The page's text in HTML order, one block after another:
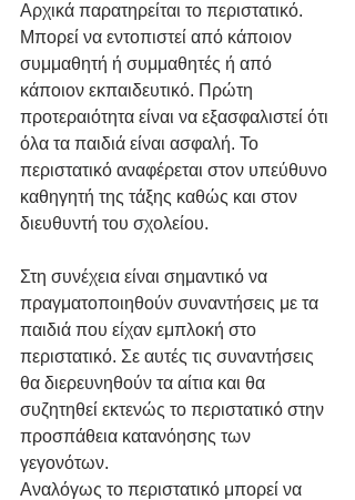
Αρχικά παρατηρείται το περιστατικό.
Μπορεί να εντοπιστεί από κάποιον
συμμαθητή ή συμμαθητές ή από
κάποιον εκπαιδευτικό. Πρώτη
προτεραιότητα είναι να εξασφαλιστεί ότι
όλα τα παιδιά είναι ασφαλή. Το
περιστατικό αναφέρεται στον υπεύθυνο
καθηγητή της τάξης καθώς και στον
διευθυντή του σχολείου.
Στη συνέχεια είναι σημαντικό να
πραγματοποιηθούν συναντήσεις με τα
παιδιά που είχαν εμπλοκή στο
περιστατικό. Σε αυτές τις συναντήσεις
θα διερευνηθούν τα αίτια και θα
συζητηθεί εκτενώς το περιστατικό στην
προσπάθεια κατανόησης των
γεγονότων.
Αναλόγως το περιστατικό μπορεί να